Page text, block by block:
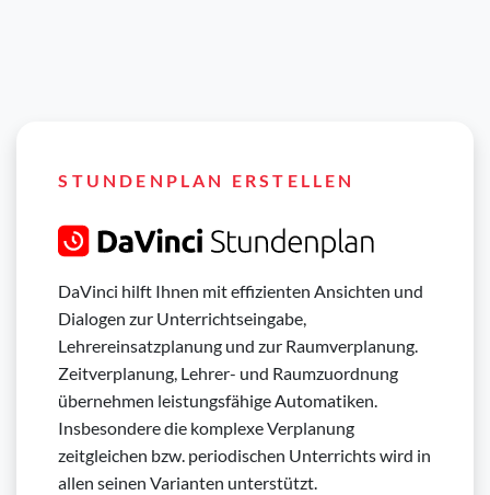
STUNDENPLAN ERSTELLEN
DaVinci hilft Ihnen mit effizienten Ansichten und
Dialogen zur Unterrichtseingabe,
Lehrereinsatzplanung und zur Raumverplanung.
Zeitverplanung, Lehrer- und Raumzuordnung
übernehmen leistungsfähige Automatiken.
Insbesondere die komplexe Verplanung
zeitgleichen bzw. periodischen Unterrichts wird in
allen seinen Varianten unterstützt.